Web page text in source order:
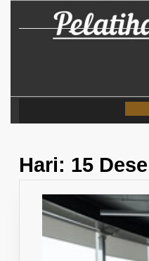
Hari: 15